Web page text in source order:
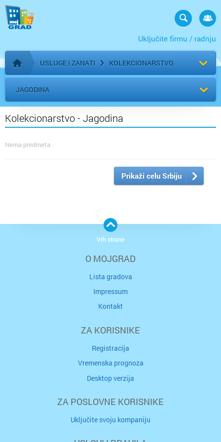
Uključite firmu / radnju
Početna stranica
USLUGE I ZANATI KOLEKCIONARSTVO
JAGODINA
Kolekcionarstvo - Jagodina
Nema predmeta
Prikaži celu Srbiju
O MOJGRAD
Lista gradova
Impressum
Kontakt
ZA KORISNIKE
Registracija
Vremenska prognoza
Desktop verzija
ZA POSLOVNE KORISNIKE
Uključite svoju kompaniju
Vrh strane